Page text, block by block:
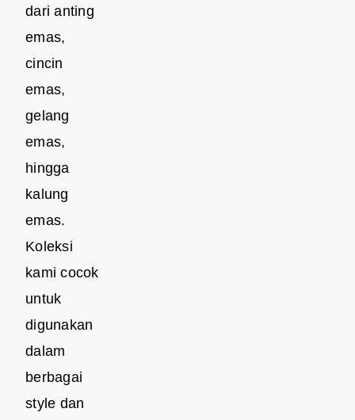
dari anting
emas,
cincin
emas,
gelang
emas,
hingga
kalung
emas.
Koleksi
kami cocok
untuk
digunakan
dalam
berbagai
style dan